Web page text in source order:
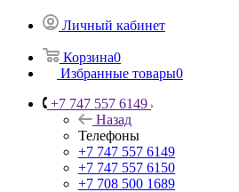
Личный кабинет
Корзина0
Избранные товары0
+7 747 557 6149
Назад
Телефоны
+7 747 557 6149
+7 747 557 6150
+7 708 500 1689